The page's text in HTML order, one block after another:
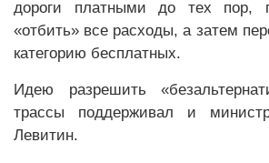
дороги платными до тех пор,
«отбить» все расходы, а затем
категорию бесплатных.
Идею разрешить
трассы поддерживал и
Левитин.